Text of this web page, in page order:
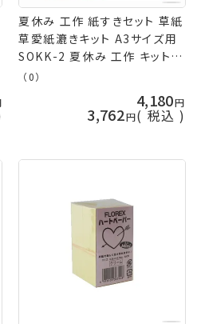
夏休み 工作 紙すきセット 草紙
草愛紙漉きキット A3サイズ用
SOKK-2 夏休み 工作 キット
子ども手芸 アルテ 手芸の山久
（0）
4,180
3,762 税込